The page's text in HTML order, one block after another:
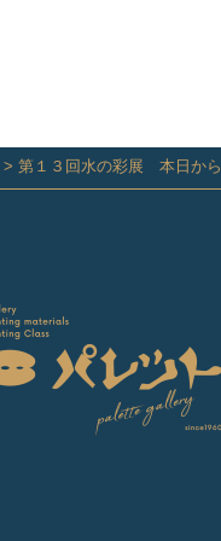
>第１３回水の彩展 本日から